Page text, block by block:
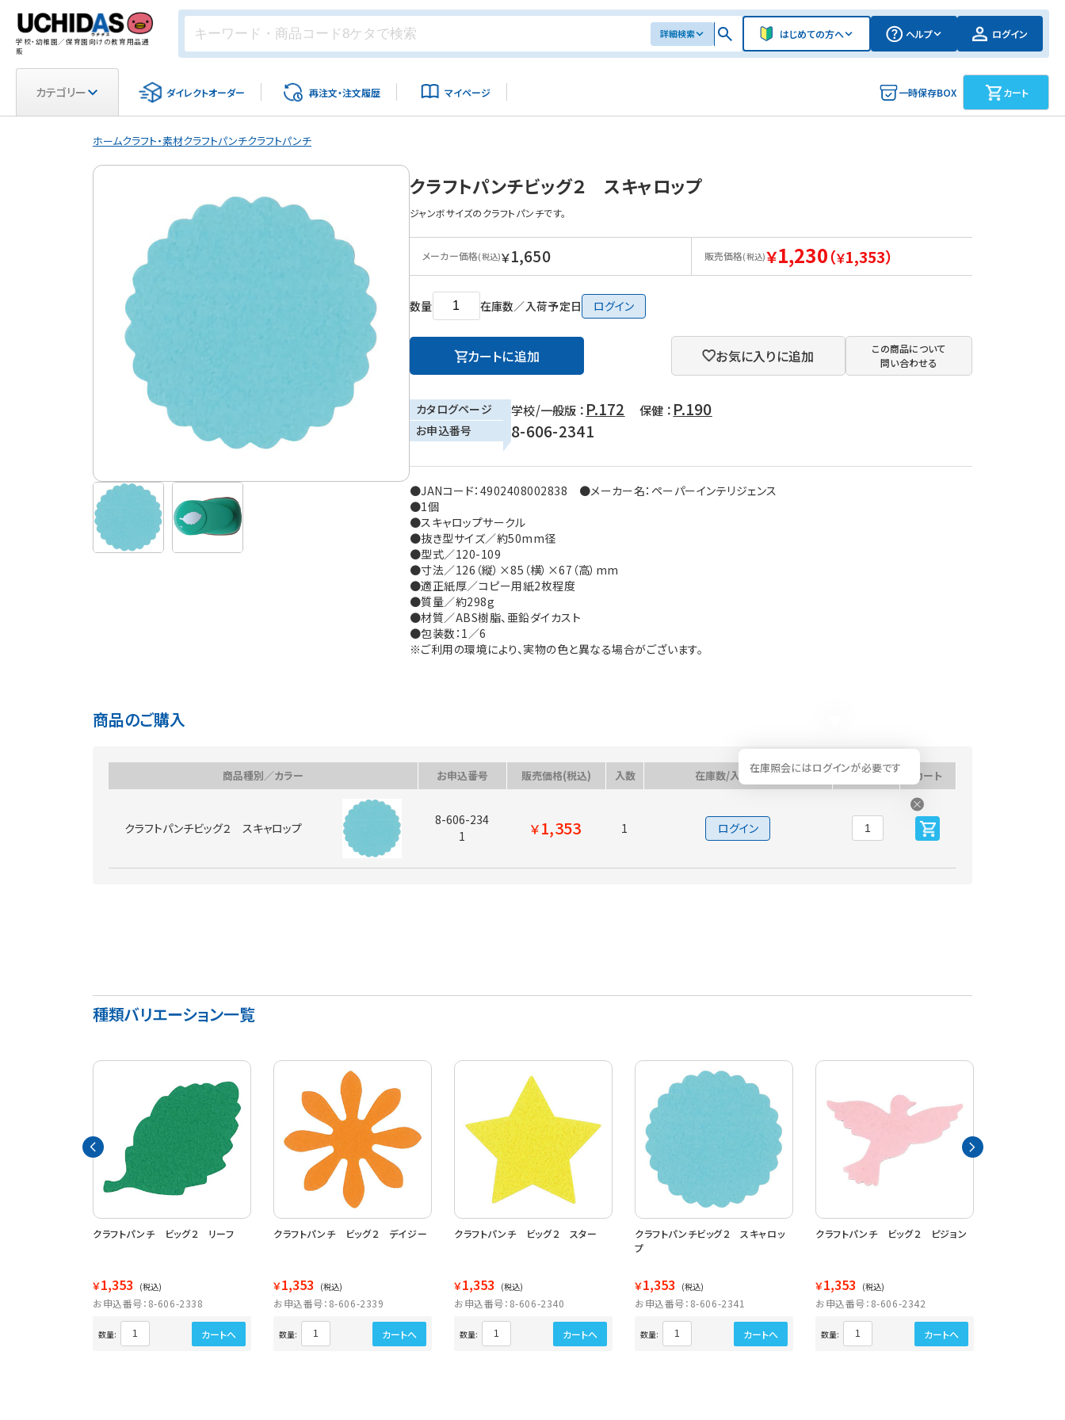
学校・幼稚園／保育園向けの教育用品通
販
詳細検索 はじめての方へ ヘルプ ログイン
カテゴリー ダイレクトオーダー 再注文・注文履歴 マイページ 一時保存BOX カート
ホームクラフト・素材クラフトパンチクラフトパンチ
クラフトパンチビッグ２ スキャロップ
ジャンボサイズのクラフトパンチです。
メーカー価格(税込)￥1,650 販売価格(税込)￥1,230（￥1,353）
数量 在庫数／入荷予定日 ログイン
カートに追加 お気に入りに追加
この商品について
問い合わせる
カタログページ 学校/一般版 ： P.172 保健 ： P.190
お申込番号 8-606-2341
●JANコード：4902408002838 ●メーカー名：ペーパーインテリジェンス
●1個
●スキャロップサークル
●抜き型サイズ／約50mm径
●型式／120-109
●寸法／126（縦）×85（横）×67（高）mm
●適正紙厚／コピー用紙2枚程度
●質量／約298g
●材質／ABS樹脂、亜鉛ダイカスト
●包装数：1／6
※ご利用の環境により、実物の色と異なる場合がございます。
商品のご購入
商品種別／カラー お申込番号 販売価格(税込) 入数 在庫数/入荷予定日
在庫照会にはログインが必要です
数量 カート
クラフトパンチビッグ２ スキャロップ
8-606-234
1
￥1,353 1 ログイン
種類バリエーション一覧
クラフトパンチ ビッグ２ リーフ
￥1,353 (税込)
お申込番号：8-606-2338
数量: カートへ
クラフトパンチ ビッグ２ デイジー
￥1,353 (税込)
お申込番号：8-606-2339
数量: カートへ
クラフトパンチ ビッグ２ スター
￥1,353 (税込)
お申込番号：8-606-2340
数量: カートへ
クラフトパンチビッグ２ スキャロッ
プ
￥1,353 (税込)
お申込番号：8-606-2341
数量: カートへ
クラフトパンチ ビッグ２ ピジョン
￥1,353 (税込)
お申込番号：8-606-2342
数量: カートへ